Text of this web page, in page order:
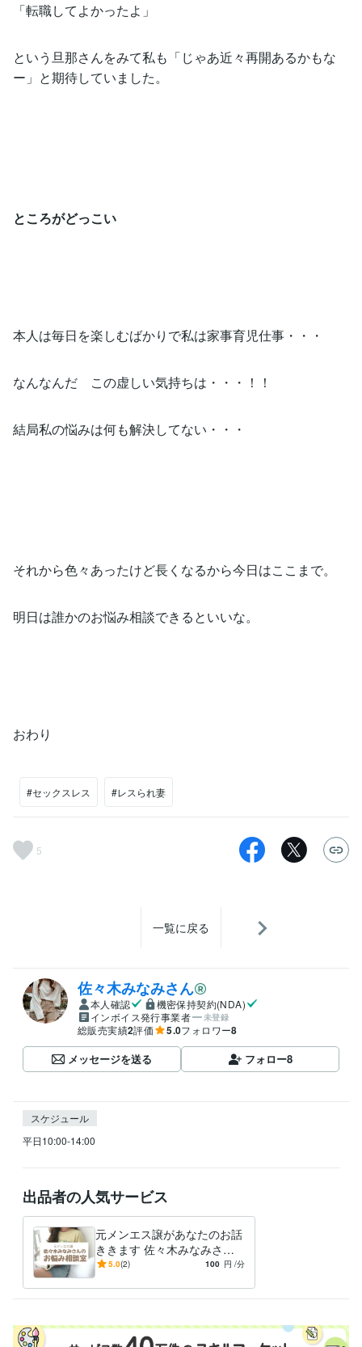
「転職してよかったよ」
という旦那さんをみて私も「じゃあ近々再開あるかもな
ー」と期待していました。
ところがどっこい
本人は毎日を楽しむばかりで私は家事育児仕事・・・
なんなんだ この虚しい気持ちは・・・！！
結局私の悩みは何も解決してない・・・
それから色々あったけど長くなるから今日はここまで。
明日は誰かのお悩み相談できるといいな。
おわり
#セックスレス #レスられ妻
5
一覧に戻る
佐々木みなみさん
本人確認
機密保持契約(NDA)
インボイス発行事業者
未登録
総販売実績2評価 5.0フォロワー8
メッセージを送る フォロー8
スケジュール
平日10:00-14:00
出品者の人気サービス
元メンエス譲があなたのお話
ききます 佐々木みなみさん
があなたの親友になります
5.0(2) 100 円 /分